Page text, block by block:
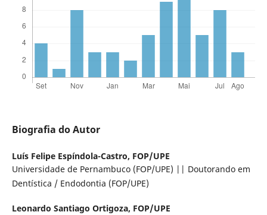
Biografia do Autor
Luís Felipe Espíndola-Castro, FOP/UPE
Universidade de Pernambuco (FOP/UPE) || Doutorando em
Dentística / Endodontia (FOP/UPE)
Leonardo Santiago Ortigoza, FOP/UPE